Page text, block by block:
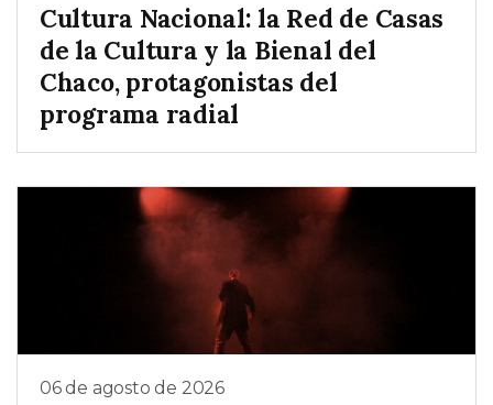
Cultura Nacional: la Red de Casas
de la Cultura y la Bienal del
Chaco, protagonistas del
programa radial
06 de agosto de 2026